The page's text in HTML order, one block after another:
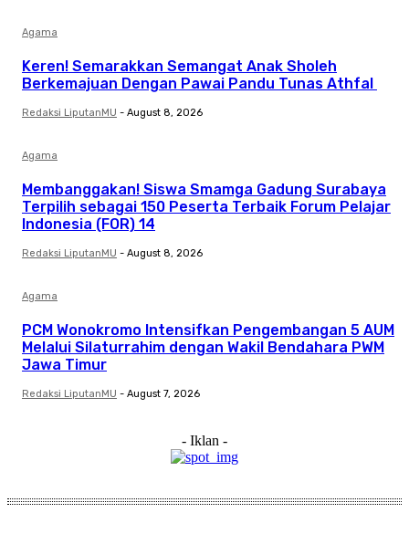
Agama
Keren! Semarakkan Semangat Anak Sholeh
Berkemajuan Dengan Pawai Pandu Tunas Athfal
Redaksi LiputanMU - August 8, 2026
Agama
Membanggakan! Siswa Smamga Gadung Surabaya
Terpilih sebagai 150 Peserta Terbaik Forum Pelajar
Indonesia (FOR) 14
Redaksi LiputanMU - August 8, 2026
Agama
PCM Wonokromo Intensifkan Pengembangan 5 AUM
Melalui Silaturrahim dengan Wakil Bendahara PWM
Jawa Timur
Redaksi LiputanMU - August 7, 2026
- Iklan -